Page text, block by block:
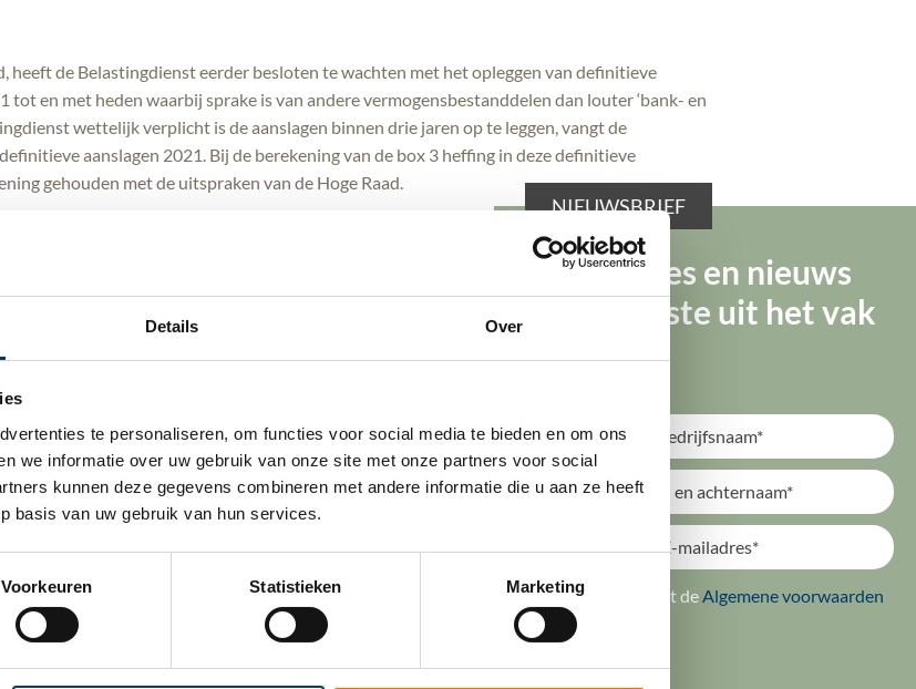
Details Over
te personaliseren, om functies voor social media te bieden en om ons
we informatie over uw gebruik van onze site met onze partners voor social
kunnen deze gegevens combineren met andere informatie die u aan ze heeft
basis van uw gebruik van hun services.
Voorkeuren Statistieken Marketing
heeft de Belastingdienst eerder besloten te wachten met het opleggen van definitieve
en met heden waarbij sprake is van andere vermogensbestanddelen dan louter ‘bank- en
wettelijk verplicht is de aanslagen binnen drie jaren op te leggen, vangt de
aanslagen 2021. Bij de berekening van de box 3 heffing in deze definitieve
gehouden met de uitspraken van de Hoge Raad.
inzake de definitieve aanslag inkomstenbelasting 2021 of heeft u deze brief
3 over het werkelijke rendement belast wordt, indien het werkelijke rendement lager is dan
dient het werkelijke rendement door te geven aan de Belastingdienst via het
komt in de zomer van 2025 beschikbaar.
dat het, ter behoud van rechten, van belang is om (binnen zes weken na de
uw definitieve aanslag inkomstenbelasting indien u verwacht dat het werkelijke
vastgestelde rendement. Indien blijkt dat het werkelijke rendement hoger is dan
lagere forfaitair vastgestelde rendement belast. Derhalve kan het bezwaar niet leiden tot
op tijd te betalen, ook al blijkt achteraf dat u te veel belasting heeft betaald. In dat geval
terug. In beginsel vergoedt de Belastingdienst hierover géén rente.
het opstellen van het bezwaarschrift als het onderbouwen van het werkelijk behaalde
tijdig informeert na ontvangst van de definitieve aanslag inkomstenbelasting.
pas in de zomer van 2025 beschikbaar worden gesteld. In
NIEUWSBRIEF
Tips, advies en nieuws
van de beste uit het vak
ik ga akkoord met de Algemene voorwaarden
Verstuur